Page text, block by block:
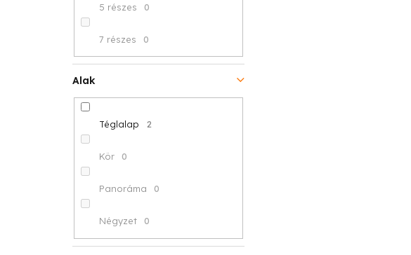
5 részes 0
7 részes 0
Alak
Téglalap 2
Kör 0
Panoráma 0
Négyzet 0